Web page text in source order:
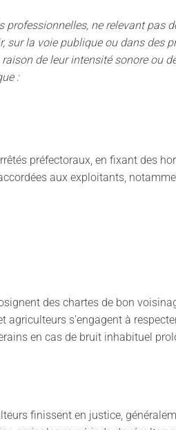
professionnelles, ne relevant
sur la voie publique ou dans
de leur intensité sonore ou
:
préfectoraux, en fixant des
aux exploitants,
des chartes de bon
s'engagent à
en cas de bruit inhabituel
finissent en justice,